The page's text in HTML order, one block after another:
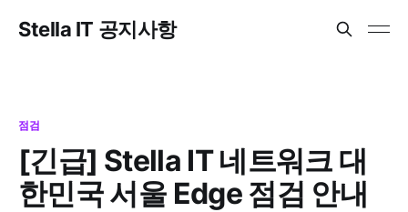
Stella IT 공지사항
점검
[긴급] Stella IT 네트워크 대
한민국 서울 Edge 점검 안내